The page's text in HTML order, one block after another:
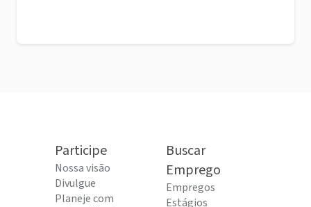
Participe
Nossa visão
Divulgue
Planeje com
Buscar
Emprego
Empregos
Estágios